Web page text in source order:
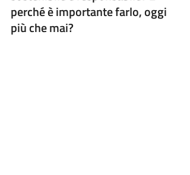
perché è importante farlo, oggi
più che mai?